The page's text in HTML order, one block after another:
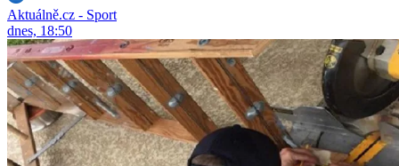
Aktuálně.cz - Sport
dnes, 18:50